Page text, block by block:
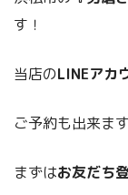
す！
当店のLINEアカ
ご予約も出来ま
まずはお友だち